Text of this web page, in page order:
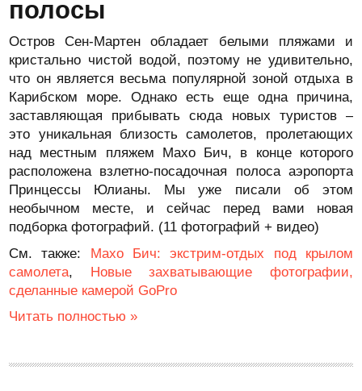
полосы
Остров Сен-Мартен обладает белыми пляжами и
кристально чистой водой, поэтому не удивительно,
что он является весьма популярной зоной отдыха в
Карибском море. Однако есть еще одна причина,
заставляющая прибывать сюда новых туристов –
это уникальная близость самолетов, пролетающих
над местным пляжем Махо Бич, в конце которого
расположена взлетно-посадочная полоса аэропорта
Принцессы Юлианы. Мы уже писали об этом
необычном месте, и сейчас перед вами новая
подборка фотографий. (11 фотографий + видео)
См. также: Махо Бич: экстрим-отдых под крылом
самолета, Новые захватывающие фотографии,
сделанные камерой GoPro
Читать полностью »